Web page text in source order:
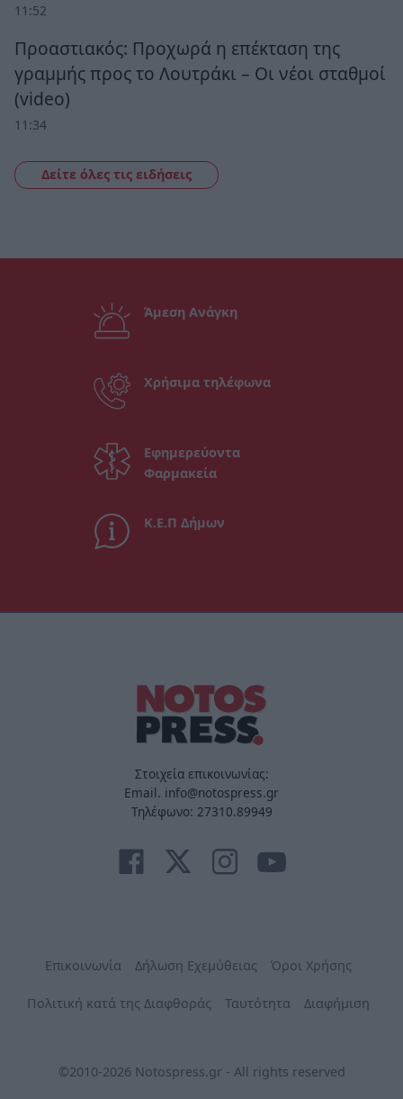
11:52
Προαστιακός: Προχωρά η επέκταση της
γραμμής προς το Λουτράκι – Οι νέοι σταθμοί
(video)
11:34
Δείτε όλες τις ειδήσεις
Άμεση Ανάγκη
Χρήσιμα τηλέφωνα
Εφημερεύοντα
Φαρμακεία
Κ.Ε.Π Δήμων
Στοιχεία επικοινωνίας:
Email. info@notospress.gr
Τηλέφωνο: 27310.89949
Επικοινωνία Δήλωση Εχεμύθειας Όροι Χρήσης
Πολιτική κατά της Διαφθοράς Ταυτότητα Διαφήμιση
©2010-2026 Notospress.gr - All rights reserved